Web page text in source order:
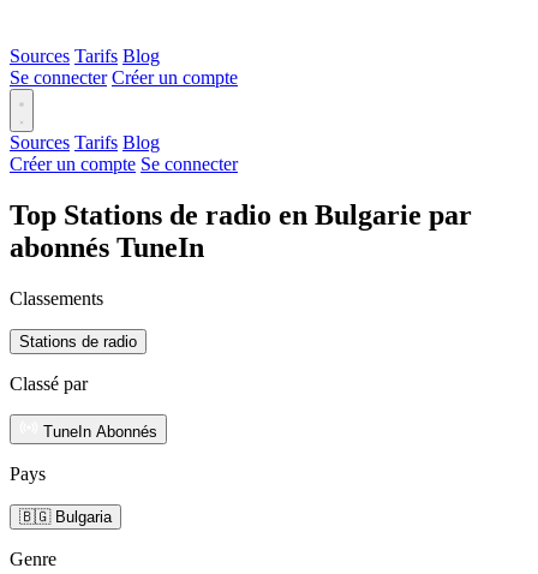
Sources Tarifs Blog
Se connecter Créer un compte
Sources Tarifs Blog
Créer un compte Se connecter
Top Stations de radio en Bulgarie par
abonnés TuneIn
Classements
Stations de radio
Classé par
TuneIn Abonnés
Pays
🇧🇬 Bulgaria
Genre